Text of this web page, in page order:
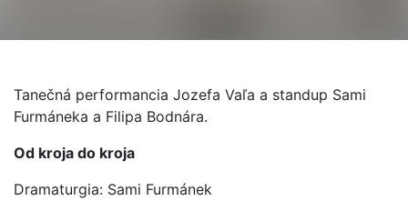
Tanečná performancia Jozefa Vaľa a standup Sami
Furmáneka a Filipa Bodnára.
Od kroja do kroja
Dramaturgia: Sami Furmánek